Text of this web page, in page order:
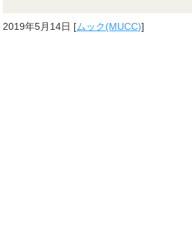
2019年5月14日 [ムック(MUCC)]